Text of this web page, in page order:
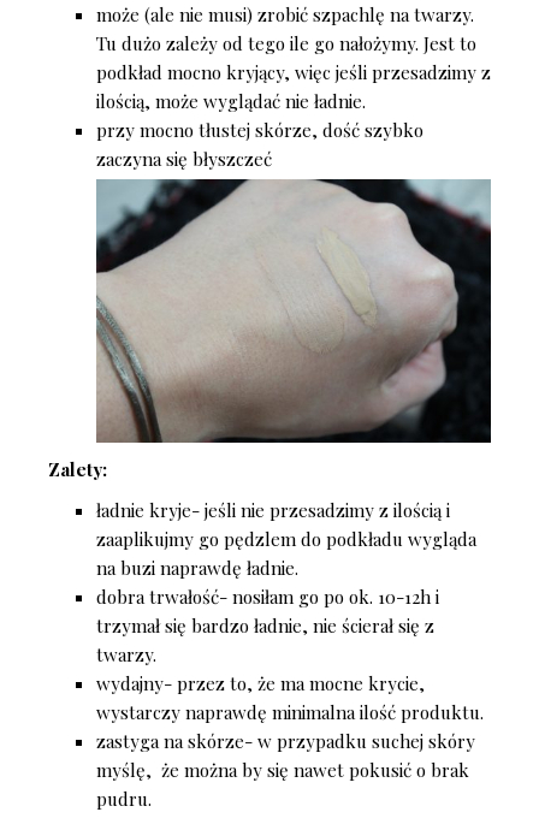
może (ale nie musi) zrobić szpachlę na twarzy.
Tu dużo zależy od tego ile go nałożymy. Jest to
podkład mocno kryjący, więc jeśli przesadzimy z
ilością, może wyglądać nie ładnie.
przy mocno tłustej skórze, dość szybko
zaczyna się błyszczeć
Zalety:
ładnie kryje- jeśli nie przesadzimy z ilością i
zaaplikujmy go pędzlem do podkładu wygląda
na buzi naprawdę ładnie.
dobra trwałość- nosiłam go po ok. 10-12h i
trzymał się bardzo ładnie, nie ścierał się z
twarzy.
wydajny- przez to, że ma mocne krycie,
wystarczy naprawdę minimalna ilość produktu.
zastyga na skórze- w przypadku suchej skóry
myślę, że można by się nawet pokusić o brak
pudru.